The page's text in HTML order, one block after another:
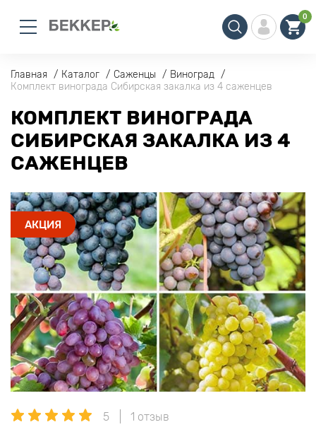
0
Главная Каталог Саженцы
Виноград
Комплект винограда Сибирская закалка из 4 саженцев
КОМПЛЕКТ ВИНОГРАДА
СИБИРСКАЯ ЗАКАЛКА ИЗ 4
САЖЕНЦЕВ
АКЦИЯ
5 1 отзыв